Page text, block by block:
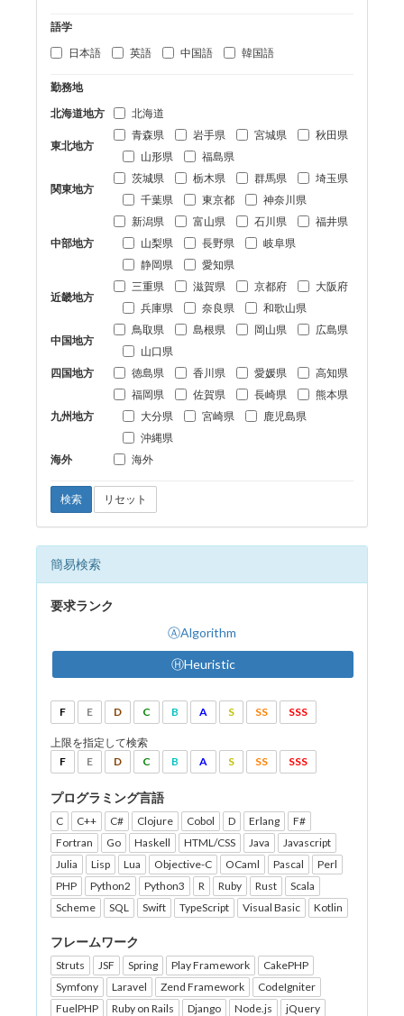
語学
日本語
英語 中国語 韓国語
勤務地
北海道地方
北海道
東北地方
青森県 岩手県 宮城県
秋田県
山形県
福島県
関東地方
茨城県 栃木県 群馬県
埼玉県
千葉県
東京都 神奈川県
中部地方
新潟県 富山県 石川県
福井県
山梨県
長野県
岐阜県
静岡県
愛知県
近畿地方
三重県 滋賀県 京都府
大阪府
兵庫県
奈良県 和歌山県
中国地方
鳥取県 島根県 岡山県
広島県
山口県
四国地方
徳島県 香川県 愛媛県 高知県
九州地方
福岡県 佐賀県 長崎県
熊本県
大分県
宮崎県
鹿児島県
沖縄県
海外
海外
検索 リセット
簡易検索
要求ランク
ⒶAlgorithm
ⒽHeuristic
F E D C B A S SS SSS
上限を指定して検索
F
E D C B A S SS SSS
プログラミング言語
C C++ C# Clojure Cobol D Erlang
F#
Fortran
Go Haskell HTML/CSS Java
Javascript
Julia
Lisp Lua Objective-C OCaml Pascal
Perl
PHP
Python2 Python3 R Ruby Rust
Scala
Scheme
SQL Swift TypeScript Visual Basic Kotlin
フレームワーク
Struts JSF Spring Play Framework
CakePHP
Symfony
Laravel Zend Framework
CodeIgniter
FuelPHP
Ruby on Rails Django Node.js
jQuery